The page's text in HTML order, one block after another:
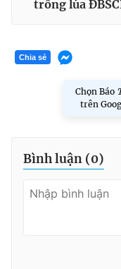
trồng lúa
Chia sẻ
Chọn Báo
trên
Bình luận (0)